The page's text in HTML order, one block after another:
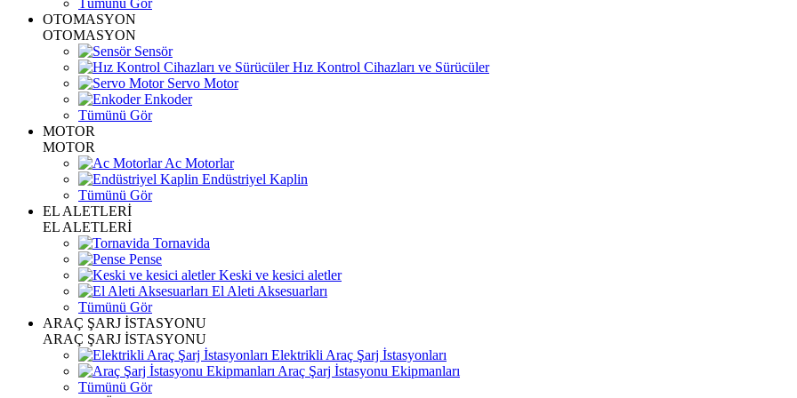
Tümünü Gör
OTOMASYON
OTOMASYON
Sensör
Hız Kontrol Cihazları ve Sürücüler
Servo Motor
Enkoder
Tümünü Gör
MOTOR
MOTOR
Ac Motorlar
Endüstriyel Kaplin
Tümünü Gör
EL ALETLERİ
EL ALETLERİ
Tornavida
Pense
Keski ve kesici aletler
El Aleti Aksesuarları
Tümünü Gör
ARAÇ ŞARJ İSTASYONU
ARAÇ ŞARJ İSTASYONU
Elektrikli Araç Şarj İstasyonları
Araç Şarj İstasyonu Ekipmanları
Tümünü Gör